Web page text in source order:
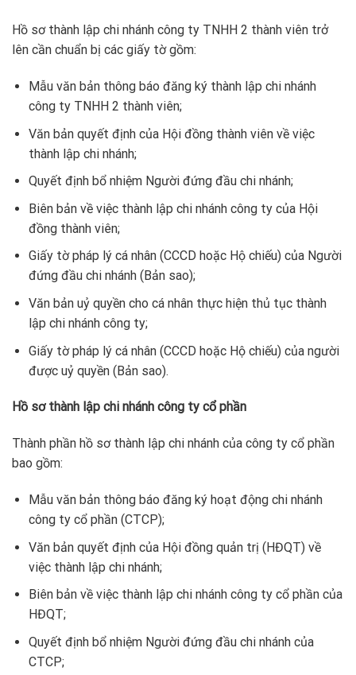
Hồ sơ thành lập chi nhánh công ty TNHH 2 thành viên trở
lên cần chuẩn bị các giấy tờ gồm:
Mẫu văn bản thông báo đăng ký thành lập chi nhánh
công ty TNHH 2 thành viên;
Văn bản quyết định của Hội đồng thành viên về việc
thành lập chi nhánh;
Quyết định bổ nhiệm Người đứng đầu chi nhánh;
Biên bản về việc thành lập chi nhánh công ty của Hội
đồng thành viên;
Giấy tờ pháp lý cá nhân (CCCD hoặc Hộ chiếu) của Người
đứng đầu chi nhánh (Bản sao);
Văn bản uỷ quyền cho cá nhân thực hiện thủ tục thành
lập chi nhánh công ty;
Giấy tờ pháp lý cá nhân (CCCD hoặc Hộ chiếu) của người
được uỷ quyền (Bản sao).
Hồ sơ thành lập chi nhánh công ty cổ phần
Thành phần hồ sơ thành lập chi nhánh của công ty cổ phần
bao gồm:
Mẫu văn bản thông báo đăng ký hoạt động chi nhánh
công ty cổ phần (CTCP);
Văn bản quyết định của Hội đồng quản trị (HĐQT) về
việc thành lập chi nhánh;
Biên bản về việc thành lập chi nhánh công ty cổ phần của
HĐQT;
Quyết định bổ nhiệm Người đứng đầu chi nhánh của
CTCP;